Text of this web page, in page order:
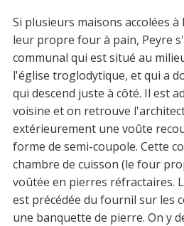
Si plusieurs maisons accolées
leur propre four à pain, Peyre
communal qui est situé au
l'église troglodytique, et qui a
qui descend juste à côté. Il est
voisine et on retrouve
extérieurement une voûte
forme de semi-coupole. Cette
chambre de cuisson (le four
voûtée en pierres réfractaires.
est précédée du fournil sur les
une banquette de pierre. On y